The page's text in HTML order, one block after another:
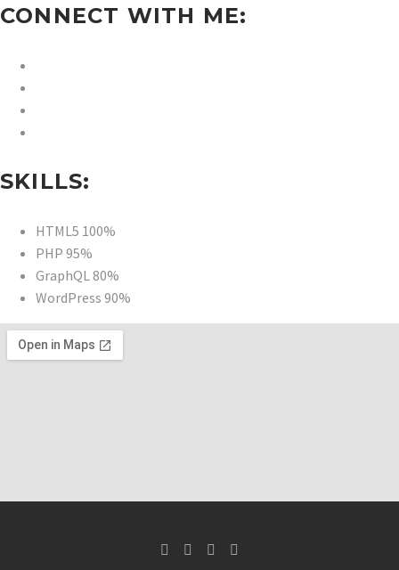
CONNECT WITH ME:
SKILLS:
HTML5 100%
PHP 95%
GraphQL80%
WordPress 90%